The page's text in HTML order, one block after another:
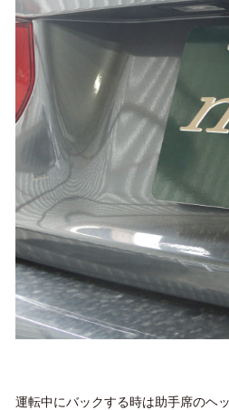
運転中にバックする時は助手席のヘ